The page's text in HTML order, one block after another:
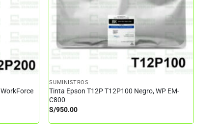
SUMINISTROS
Tinta Epson T12P T12P100 Negro, WP EM-
C800
S/950.00